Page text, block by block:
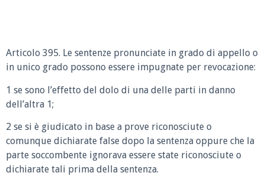
Articolo 395. Le sentenze pronunciate in grado di appello o
in unico grado possono essere impugnate per revocazione:
1 se sono l’effetto del dolo di una delle parti in danno
dell’altra 1;
2 se si è giudicato in base a prove riconosciute o
comunque dichiarate false dopo la sentenza oppure che la
parte soccombente ignorava essere state riconosciute o
dichiarate tali prima della sentenza.